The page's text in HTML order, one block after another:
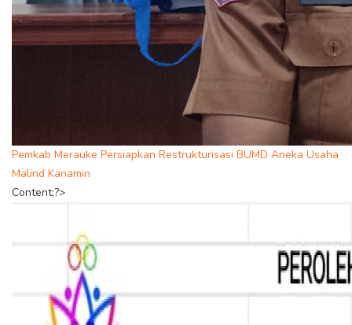
Pemkab Merauke Persiapkan Restrukturisasi BUMD Aneka Usaha
Malind Kanamin
Content;?>